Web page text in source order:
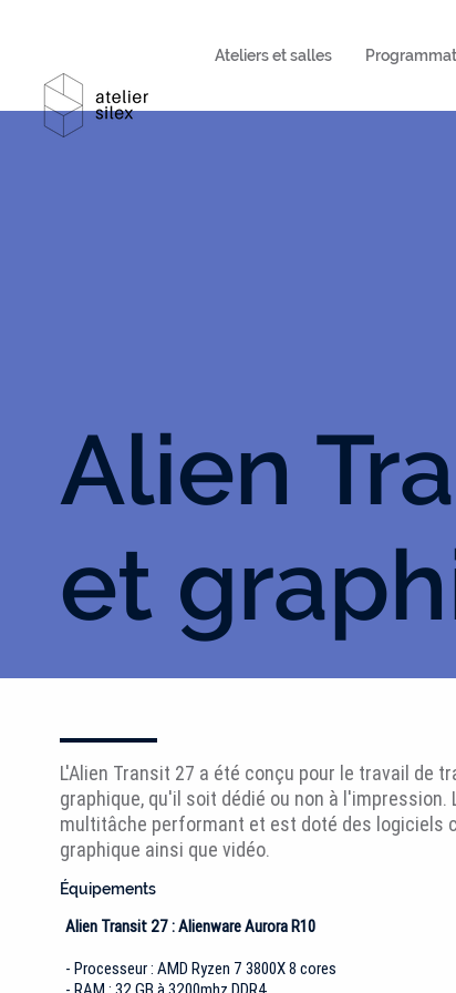
Ateliers et salles
Alien
et
L'Alien Transit 27 a été conçu pour le travail de
graphique, qu'il soit dédié ou non à
multitâche performant et est doté des logiciels
graphique ainsi que vidéo.
Équipements
Alien Transit 27 : Alienware Aurora R10
- Processeur : AMD Ryzen 7 3800X 8 cores
- RAM : 32 GB à 3200mhz DDR4